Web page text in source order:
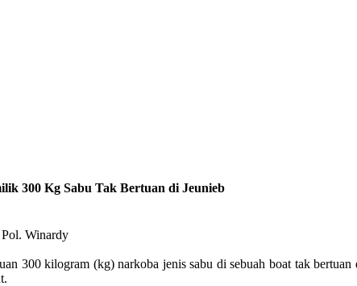
300 Kg Sabu Tak Bertuan di Jeunieb
Winardy
300 kilogram (kg) narkoba jenis sabu di sebuah boat tak